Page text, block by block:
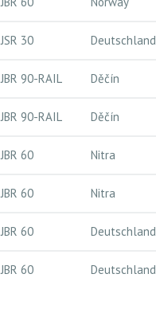
JSR 30 Deutschland
JBR 90-RAIL Děčín
JBR 90-RAIL Děčín
JBR 60 Nitra
JBR 60 Nitra
JBR 60 Deutschland
JBR 60 Deutschland